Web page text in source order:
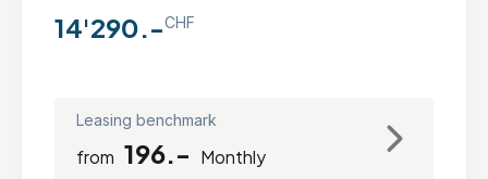
14'290.-CHF
Leasing benchmark
from 196.- Monthly